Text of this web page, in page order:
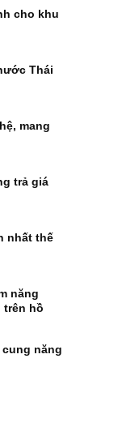
cho khu
Thái
mang
trả giá
nhất thế
năng
trên hồ
năng